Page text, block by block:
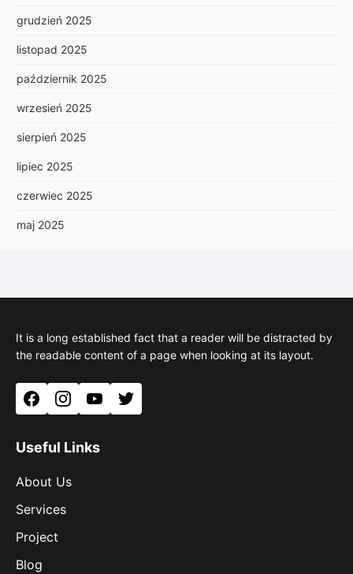
grudzień 2025
listopad 2025
październik 2025
wrzesień 2025
sierpień 2025
lipiec 2025
czerwiec 2025
maj 2025
It is a long established fact that a reader will be distracted by
the readable content of a page when looking at its layout.
FacebookInstagramYouTubeTwitter
Useful Links
About Us
Services
Project
Blog